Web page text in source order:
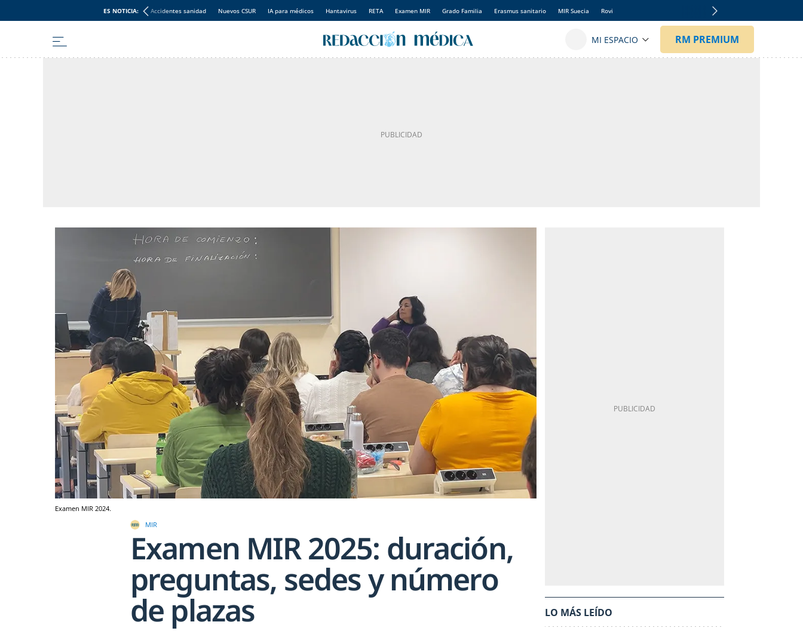
ES NOTICIA: Accidentes sanidad Nuevos CSUR IA para médicos Hantavirus RETA Examen MIR Grado Familia Erasmus sanitario MIR Suecia Rovi
Examen MIR 2024.
MIR
Examen MIR 2025: duración,
preguntas, sedes y número
de plazas LO MÁS LEÍDO